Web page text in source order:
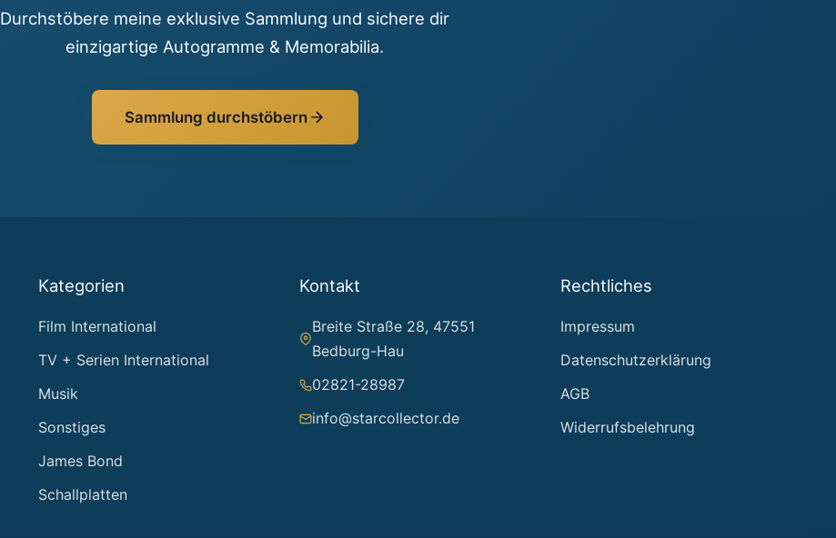
Durchstöbere meine exklusive Sammlung und sichere dir
einzigartige Autogramme & Memorabilia.
Sammlung durchstöbern
Kategorien
Film International
TV + Serien International
Musik
Sonstiges
James Bond
Schallplatten
Kontakt
Breite Straße 28, 47551
Bedburg-Hau
02821-28987
info@starcollector.de
Rechtliches
Impressum
Datenschutzerklärung
AGB
Widerrufsbelehrung